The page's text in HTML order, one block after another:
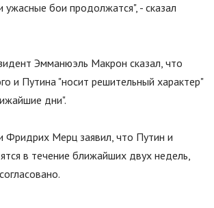
ужасные бои продолжатся", - сказал
Эмманюэль Макрон сказал, что
и Путина "носит решительный характер"
дни".
Фридрих Мерц заявил, что Путин и
в течение ближайших двух недель,